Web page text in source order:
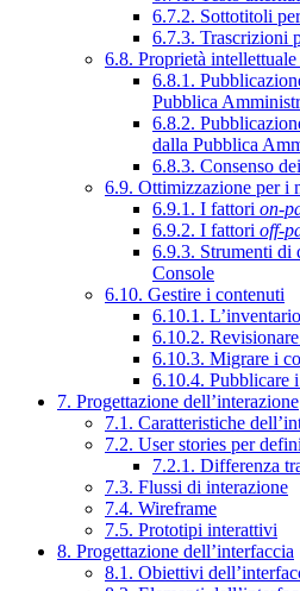
6.7.2. Sottotitoli
6.7.3. Trascrizioni
6.8. Proprietà
6.8.1.
Pubblica
6.8.2.
dalla Pubblica
6.8.3. Consenso
6.9. Ottimizzazione per i
6.9.1. I fattori on-
6.9.2. I fattori off-
6.9.3. Strumenti di
Console
6.10. Gestire i contenuti
6.10.1.
6.10.2.
6.10.3. Migrare i
6.10.4. Pubblicare
7. Progettazione dell’interazione
7.1. Caratteristiche
7.2. User stories per
7.2.1. Differenza
7.3. Flussi di interazione
7.4. Wireframe
7.5. Prototipi interattivi
8. Progettazione dell’interfaccia
8.1. Obiettivi